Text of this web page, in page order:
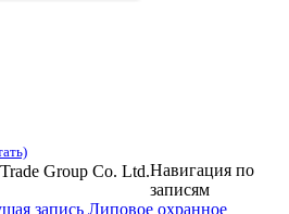
Group Co. Ltd.Навигация по
записям
запись Липовое охранное